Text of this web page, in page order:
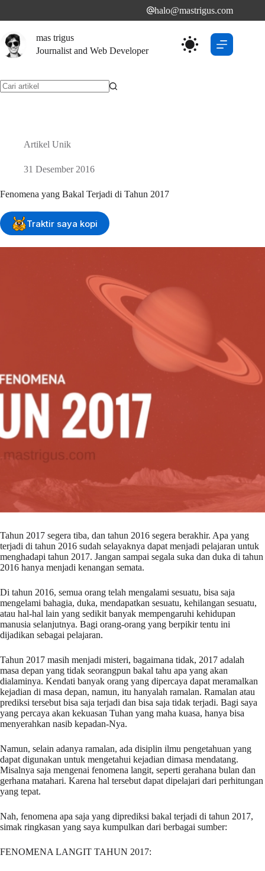
halo@mastrigus.com
mas trigus
Journalist and Web Developer
Artikel Unik
31 Desember 2016
Fenomena yang Bakal Terjadi di Tahun 2017
Traktir saya kopi
Tahun 2017 segera tiba, dan tahun 2016 segera berakhir. Apa yang
terjadi di tahun 2016 sudah selayaknya dapat menjadi pelajaran untuk
menghadapi tahun 2017. Jangan sampai segala suka dan duka di tahun
2016 hanya menjadi kenangan semata.
Di tahun 2016, semua orang telah mengalami sesuatu, bisa saja
mengelami bahagia, duka, mendapatkan sesuatu, kehilangan sesuatu,
atau hal-hal lain yang sedikit banyak mempengaruhi kehidupan
manusia selanjutnya. Bagi orang-orang yang berpikir tentu ini
dijadikan sebagai pelajaran.
Tahun 2017 masih menjadi misteri, bagaimana tidak, 2017 adalah
masa depan yang tidak seorangpun bakal tahu apa yang akan
dialaminya. Kendati banyak orang yang dipercaya dapat meramalkan
kejadian di masa depan, namun, itu hanyalah ramalan. Ramalan atau
prediksi tersebut bisa saja terjadi dan bisa saja tidak terjadi. Bagi saya
yang percaya akan kekuasan Tuhan yang maha kuasa, hanya bisa
menyerahkan nasib kepadan-Nya.
Namun, selain adanya ramalan, ada disiplin ilmu pengetahuan yang
dapat digunakan untuk mengetahui kejadian dimasa mendatang.
Misalnya saja mengenai fenomena langit, seperti gerahana bulan dan
gerhana matahari. Karena hal tersebut dapat dipelajari dari perhitungan
yang tepat.
Nah, fenomena apa saja yang diprediksi bakal terjadi di tahun 2017,
simak ringkasan yang saya kumpulkan dari berbagai sumber:
FENOMENA LANGIT TAHUN 2017: